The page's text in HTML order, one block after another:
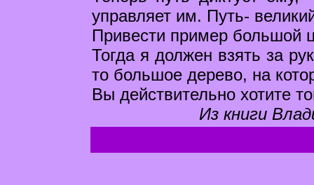
управляет им. Путь-
Привести пример большой
Тогда я должен взять за
то большое дерево, на
Вы действительно хотите
Из книги